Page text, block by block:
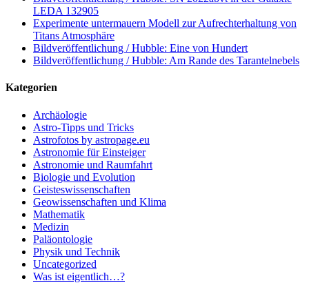
LEDA 132905
Experimente untermauern Modell zur Aufrechterhaltung von
Titans Atmosphäre
Bildveröffentlichung / Hubble: Eine von Hundert
Bildveröffentlichung / Hubble: Am Rande des Tarantelnebels
Kategorien
Archäologie
Astro-Tipps und Tricks
Astrofotos by astropage.eu
Astronomie für Einsteiger
Astronomie und Raumfahrt
Biologie und Evolution
Geisteswissenschaften
Geowissenschaften und Klima
Mathematik
Medizin
Paläontologie
Physik und Technik
Uncategorized
Was ist eigentlich…?